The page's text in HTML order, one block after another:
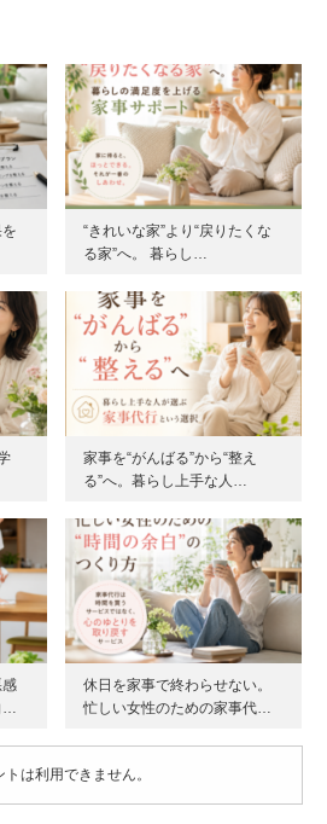
“きれいな家”より“戻りたくな
る家”へ。 暮らし…
家事を“がんばる”から“整え
る”へ。暮らし上手な人…
…
休日を家事で終わらせない。
忙しい女性のための家事代…
トは利用できません。